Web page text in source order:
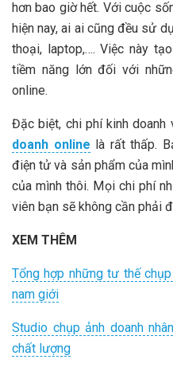
hơn bao giờ hết. Với cuộc
hiện nay, ai ai cũng đều sử
thoại, laptop,…. Việc này
tiềm năng lớn đối với
online.
Đặc biệt, chi phí kinh doanh
doanh online là rất thấp.
điện tử và sản phẩm của
của mình thôi. Mọi chi phí
viên bạn sẽ không cần phải
XEM THÊM
Tổng hợp những tư thế
nam giới
Studio chụp ảnh doanh
chất lượng